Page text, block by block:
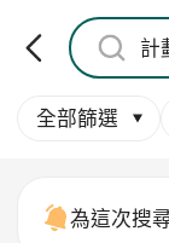
全部篩選
為這次搜